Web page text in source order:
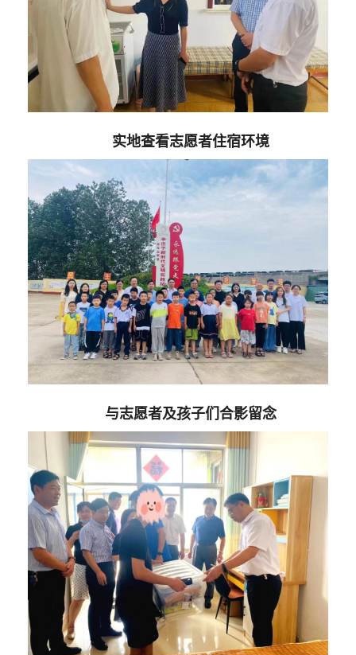
实地查看志愿者住宿环境
与志愿者及孩子们合影留念